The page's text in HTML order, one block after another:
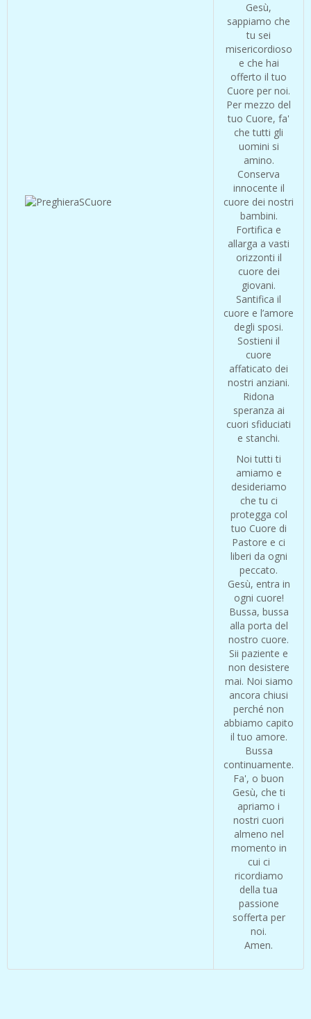
Gesù,
sappiamo che
tu sei
misericordioso
e che hai
offerto il tuo
Cuore per noi.
Per mezzo del
tuo Cuore, fa'
che tutti gli
uomini si
amino.
Conserva
innocente il
cuore dei nostri
bambini.
Fortifica e
allarga a vasti
orizzonti il
cuore dei
giovani.
Santifica il
cuore e l’amore
degli sposi.
Sostieni il
cuore
affaticato dei
nostri anziani.
Ridona
speranza ai
cuori sfiduciati
e stanchi.
Noi tutti ti
amiamo e
desideriamo
che tu ci
protegga col
tuo Cuore di
Pastore e ci
liberi da ogni
peccato.
Gesù, entra in
ogni cuore!
Bussa, bussa
alla porta del
nostro cuore.
Sii paziente e
non desistere
mai. Noi siamo
ancora chiusi
perché non
abbiamo capito
il tuo amore.
Bussa
continuamente.
Fa', o buon
Gesù, che ti
apriamo i
nostri cuori
almeno nel
momento in
cui ci
ricordiamo
della tua
passione
sofferta per
noi.
Amen.